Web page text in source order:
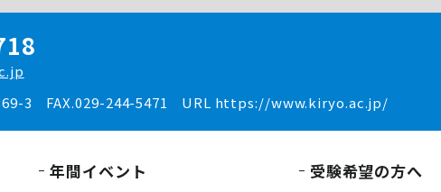
3
FAX.029-244-5471 URL https://www.kiryo.ac.jp/
年間イベント 受験希望の方へ